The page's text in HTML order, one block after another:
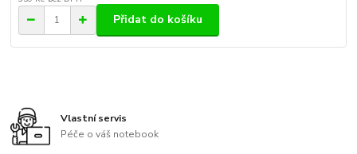
Přidat do košíku
Vlastní servis
Péče o váš notebook